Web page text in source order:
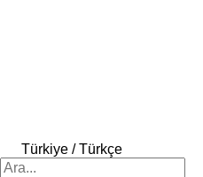
Türkiye / Türkçe